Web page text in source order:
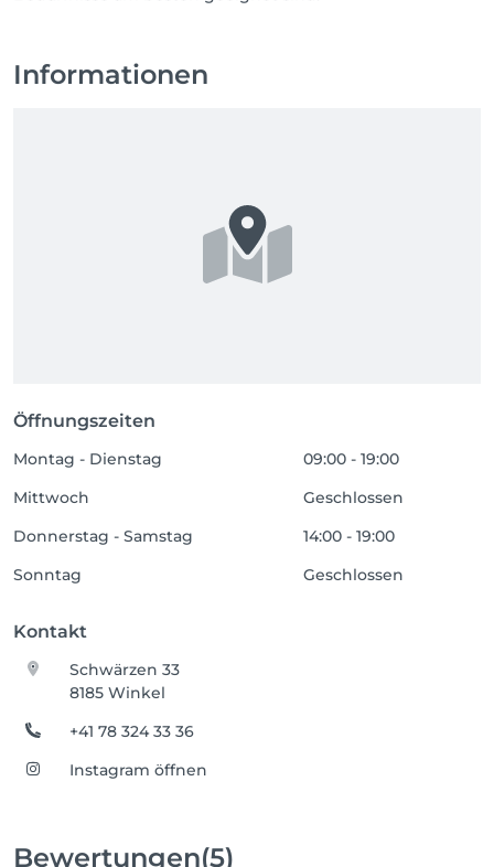
Informationen
Öffnungszeiten
Montag - Dienstag
09:00 - 19:00
Mittwoch
Geschlossen
Donnerstag - Samstag
14:00 - 19:00
Sonntag
Geschlossen
Kontakt
Schwärzen 33
8185 Winkel
+41 78 324 33 36
Instagram öffnen
Bewertungen(5)